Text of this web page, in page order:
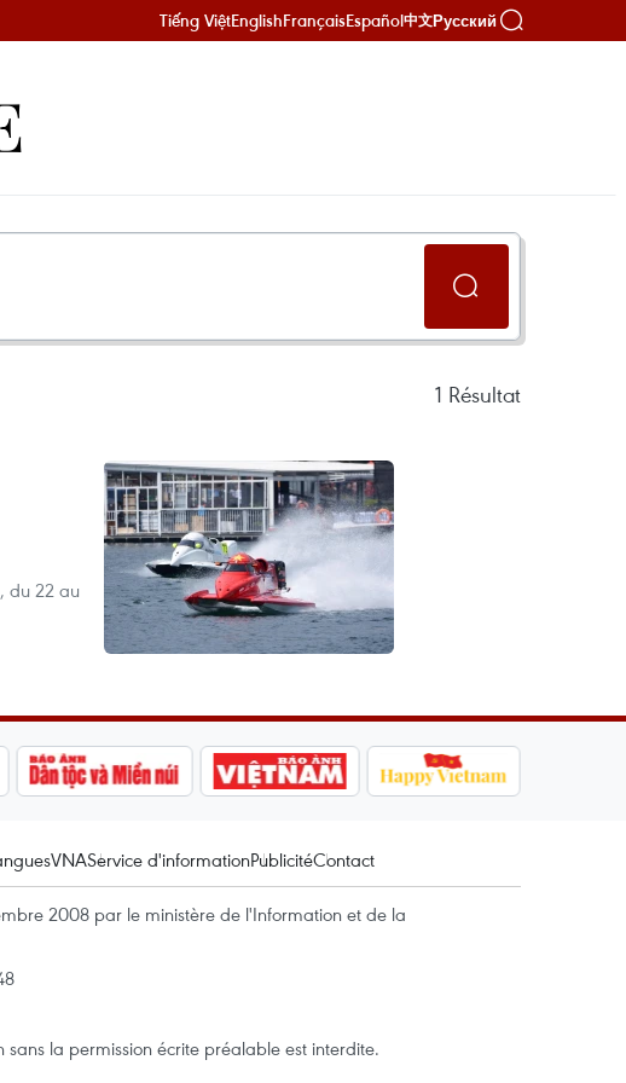
Tiếng ViệtEnglishFrançaisEspañol中文Русский
1 Résultat
du 22 au
VNAService d'informationPublicitéContact
2008 par le ministère de l'Information et de la
la permission écrite préalable est interdite.